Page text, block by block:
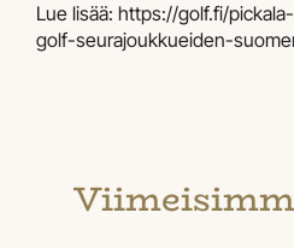
Lue lisää: https://golf.fi/
golf-seurajoukkueiden-